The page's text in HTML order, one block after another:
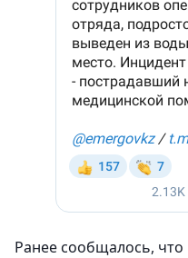
Ранее сообщалось, что